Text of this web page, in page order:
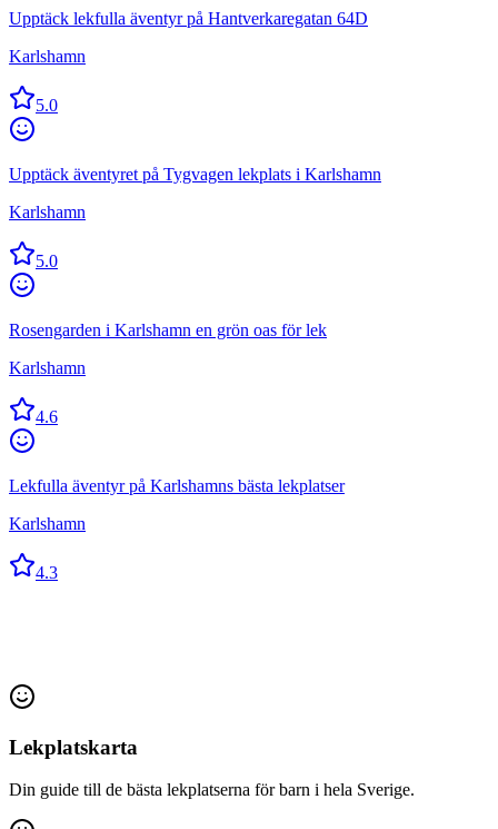
Upptäck lekfulla äventyr på Hantverkaregatan 64D
Karlshamn
5.0
Upptäck äventyret på Tygvagen lekplats i Karlshamn
Karlshamn
5.0
Rosengarden i Karlshamn en grön oas för lek
Karlshamn
4.6
Lekfulla äventyr på Karlshamns bästa lekplatser
Karlshamn
4.3
Lekplatskarta
Din guide till de bästa lekplatserna för barn i hela Sverige.